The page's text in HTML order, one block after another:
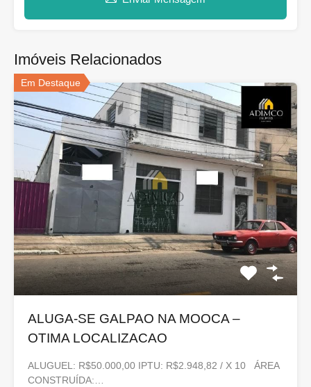
Imóveis Relacionados
Em Destaque
ALUGA-SE GALPAO NA MOOCA –
OTIMA LOCALIZACAO
ALUGUEL: R$50.000,00 IPTU: R$2.948,82 / X 10 ÁREA
CONSTRUÍDA:…